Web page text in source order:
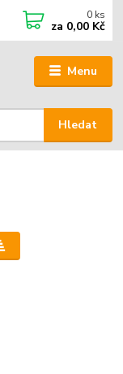
Menu
Hledat
0 ks
za 0,00 Kč